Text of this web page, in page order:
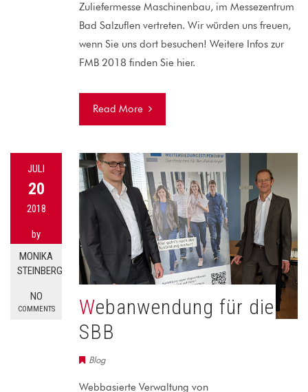
Zuliefermesse Maschinenbau, im Messezentrum
Bad Salzuflen vertreten. Wir würden uns freuen,
wenn Sie uns dort besuchen! Weitere Infos zur
FMB 2018 finden Sie hier.
Read More
JULI
20
2018
by
MONIKA
STEINBERG
NO
COMMENTS
Webanwendung für die
SBB
Blog
Webbasierte Verwaltung von